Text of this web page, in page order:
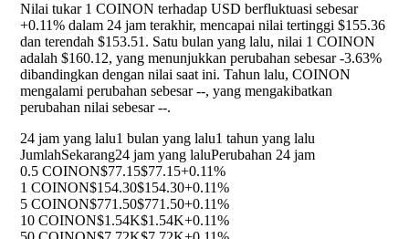
Nilai tukar 1 COINON terhadap USD berfluktuasi sebesar
+0.11% dalam 24 jam terakhir, mencapai nilai tertinggi $155.36
dan terendah $153.51. Satu bulan yang lalu, nilai 1 COINON
adalah $160.12, yang menunjukkan perubahan sebesar-3.63%
dibandingkan dengan nilai saat ini. Tahun lalu, COINON
mengalami perubahan sebesar--, yang mengakibatkan
perubahan nilai sebesar--.
24 jam yang lalu1 bulan yang lalu1 tahun yang lalu
JumlahSekarang24 jam yang laluPerubahan 24 jam
0.5 COINON$77.15$77.15+0.11%
1 COINON$154.30$154.30+0.11%
5 COINON$771.50$771.50+0.11%
10 COINON$1.54K$1.54K+0.11%